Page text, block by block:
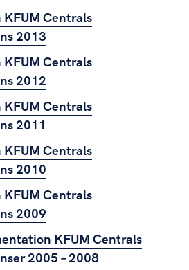
Centrals
2013
Centrals
2012
Centrals
2011
Centrals
2010
Centrals
2009
KFUM Centrals
2005 – 2008